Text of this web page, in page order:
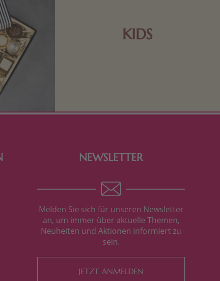
KIDS
NEWSLETTER
Melden Sie sich für unseren Newsletter
an, um immer über aktuelle Themen,
Neuheiten und Aktionen informiert zu
sein.
JETZT ANMELDEN